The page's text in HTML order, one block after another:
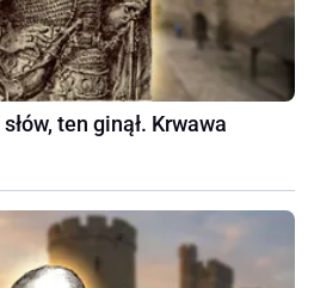
ten ginął. Krwawa